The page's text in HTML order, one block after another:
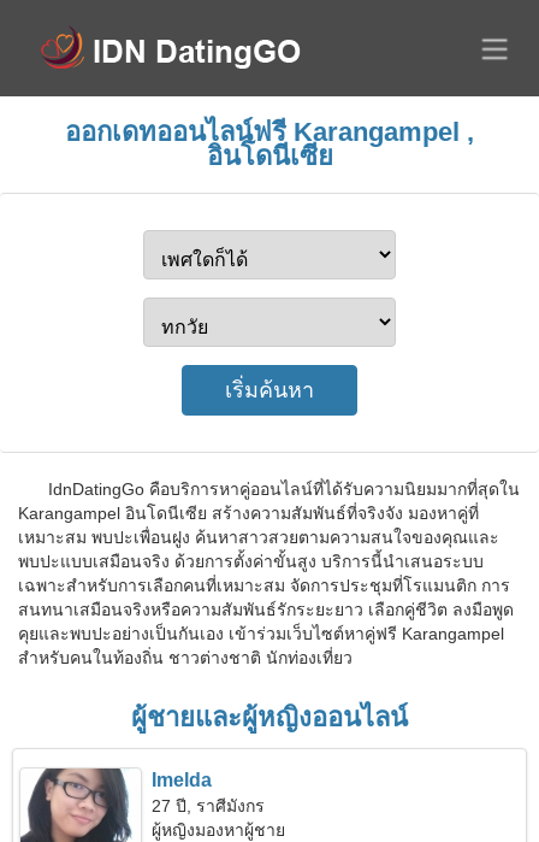
ออกเดทออนไลน์ฟรี Karangampel ,
อินโดนีเซีย
IdnDatingGo คือบริการหาคู่ออนไลน์ที่ได้รับความนิยมมากที่สุดใน
Karangampel อินโดนีเซีย สร้างความสัมพันธ์ที่จริงจัง มองหาคู่ที่
เหมาะสม พบปะเพื่อนฝูง ค้นหาสาวสวยตามความสนใจของคุณและ
พบปะแบบเสมือนจริง ด้วยการตั้งค่าขั้นสูง บริการนี้นำเสนอระบบ
เฉพาะสำหรับการเลือกคนที่เหมาะสม จัดการประชุมที่โรแมนติก การ
สนทนาเสมือนจริงหรือความสัมพันธ์รักระยะยาว เลือกคู่ชีวิต ลงมือพูด
คุยและพบปะอย่างเป็นกันเอง เข้าร่วมเว็บไซต์หาคู่ฟรี Karangampel
สำหรับคนในท้องถิ่น ชาวต่างชาติ นักท่องเที่ยว
ผู้ชายและผู้หญิงออนไลน์
Imelda
27 ปี, ราศีมังกร
ผู้หญิงมองหาผู้ชาย